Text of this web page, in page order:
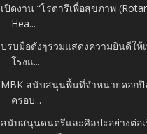
เปิดงาน “โรตารีเพื่อสุขภาพ
Hea...
ปรบมือดังๆร่วมแสดงความยินดีให้
โรงแ...
MBK สนับสนุนพื้นที่จำหน่ายดอกป๊
ครอบ...
สนับสนุนดนตรีและศิลปะ​อย่างต่อเ